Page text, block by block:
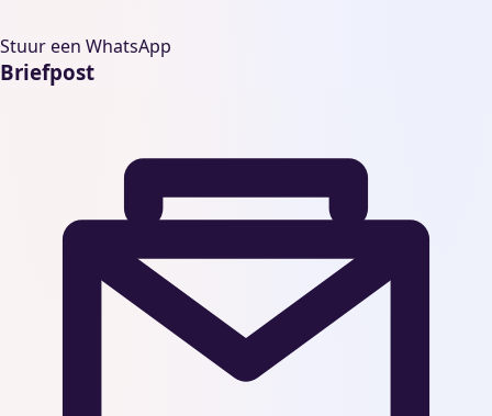
Stuur een WhatsApp
Briefpost